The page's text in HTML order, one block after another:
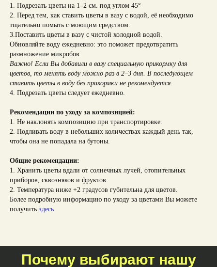
1. Подрезать цветы на 1–2 см. под углом 45°
2. Перед тем, как ставить цветы в вазу с водой, её необходимо
тщательно помыть с моющим средством.
3.Поставить цветы в вазу с чистой холодной водой.
Обновляйте воду ежедневно: это поможет предотвратить
размножение микробов.
Важно! Если Вы добавили в вазу специальную прикормку для
цветов, то менять воду можно раз в 2–3 дня. В последующем
ставить цветы в воду без прикормки не рекомендуется.
4. Подрезать цветы следует ежедневно.
Рекомендации по уходу за композицией:
1. Не наклонять композицию при транспортировке.
2. Подливать воду в небольших количествах каждый день так,
чтобы она не попадала на бутоны.
Общие рекомендации:
1. Хранить цветы вдали от солнечных лучей, отопительных
приборов, сквозняков и фруктов.
2. Температура ниже +2 градусов губительна для цветов.
Более подробную информацию по уходу за цветами Вы можете
получить здесь
Почему выбирают нашу